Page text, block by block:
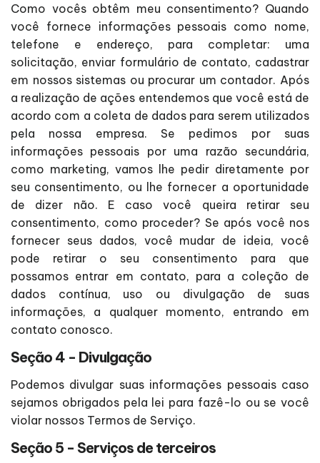
Como vocês obtêm meu consentimento? Quando
você fornece informações pessoais como nome,
telefone e endereço, para completar: uma
solicitação, enviar formulário de contato, cadastrar
em nossos sistemas ou procurar um contador. Após
a realização de ações entendemos que você está de
acordo com a coleta de dados para serem utilizados
pela nossa empresa. Se pedimos por suas
informações pessoais por uma razão secundária,
como marketing, vamos lhe pedir diretamente por
seu consentimento, ou lhe fornecer a oportunidade
de dizer não. E caso você queira retirar seu
consentimento, como proceder? Se após você nos
fornecer seus dados, você mudar de ideia, você
pode retirar o seu consentimento para que
possamos entrar em contato, para a coleção de
dados contínua, uso ou divulgação de suas
informações, a qualquer momento, entrando em
contato conosco.
Seção 4 - Divulgação
Podemos divulgar suas informações pessoais caso
sejamos obrigados pela lei para fazê-lo ou se você
violar nossos Termos de Serviço.
Seção 5 - Serviços de terceiros